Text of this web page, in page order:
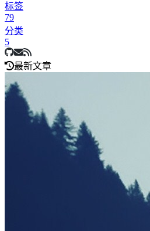
标签
79
分类
5
最新文章